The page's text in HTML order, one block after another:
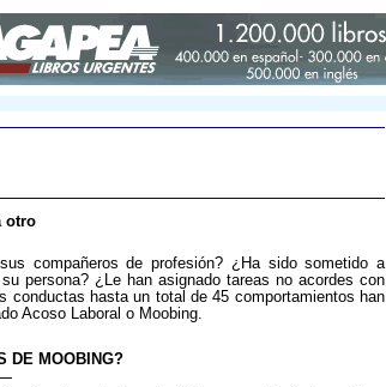
otro
compañeros de profesión? ¿Ha sido sometido a
persona? ¿Le han asignado tareas no acordes con
hasta un total de 45 comportamientos han
Acoso Laboral o Moobing.
DE MOOBING?